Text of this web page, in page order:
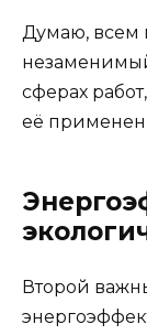
Думаю, всем
сферах
её
Второй